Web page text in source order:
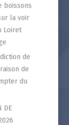
boissons
la voir
Loiret
de
de
du
DE